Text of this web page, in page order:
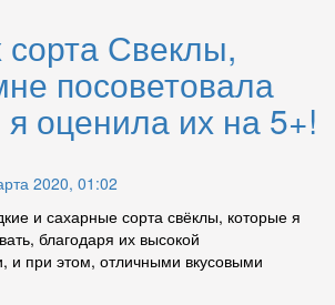
сорта Свеклы,
посоветовала
я оценила их на 5+!
2020, 01:02
и сахарные сорта свёклы, которые я
благодаря их высокой
и при этом, отличными вкусовыми